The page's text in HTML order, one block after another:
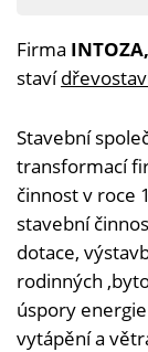
Firma
staví
Stavební
transformací
činnost v roce
stavební
dotace,
rodinných
úspory
vytápění a